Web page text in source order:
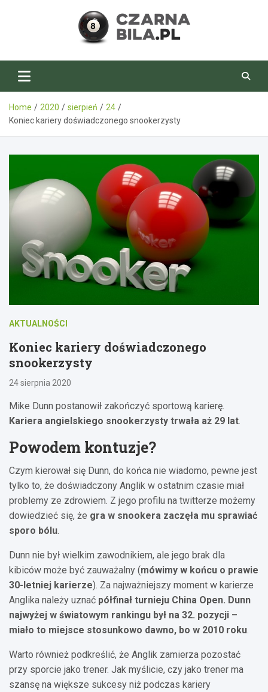
CzarnaBila.pl
Home 2020 sierpień
24
Koniec kariery doświadczonego snookerzysty
AKTUALNOŚCI
Koniec kariery doświadczonego
snookerzysty
24 sierpnia 2020
Mike Dunn postanowił zakończyć sportową karierę.
Kariera angielskiego snookerzysty trwała aż 29 lat.
Powodem kontuzje?
Czym kierował się Dunn, do końca nie wiadomo, pewne jest
tylko to, że doświadczony Anglik w ostatnim czasie miał
problemy ze zdrowiem. Z jego profilu na twitterze możemy
dowiedzieć się, że gra w snookera zaczęła mu sprawiać
sporo bólu.
Dunn nie był wielkim zawodnikiem, ale jego brak dla
kibiców może być zauważalny (mówimy w końcu o prawie
30-letniej karierze). Za najważniejszy moment w karierze
Anglika należy uznać półfinał turnieju China Open. Dunn
najwyżej w światowym rankingu był na 32. pozycji –
miało to miejsce stosunkowo dawno, bo w 2010 roku.
Warto również podkreślić, że Anglik zamierza pozostać
przy sporcie jako trener. Jak myślicie, czy jako trener ma
szansę na większe sukcesy niż podczas kariery